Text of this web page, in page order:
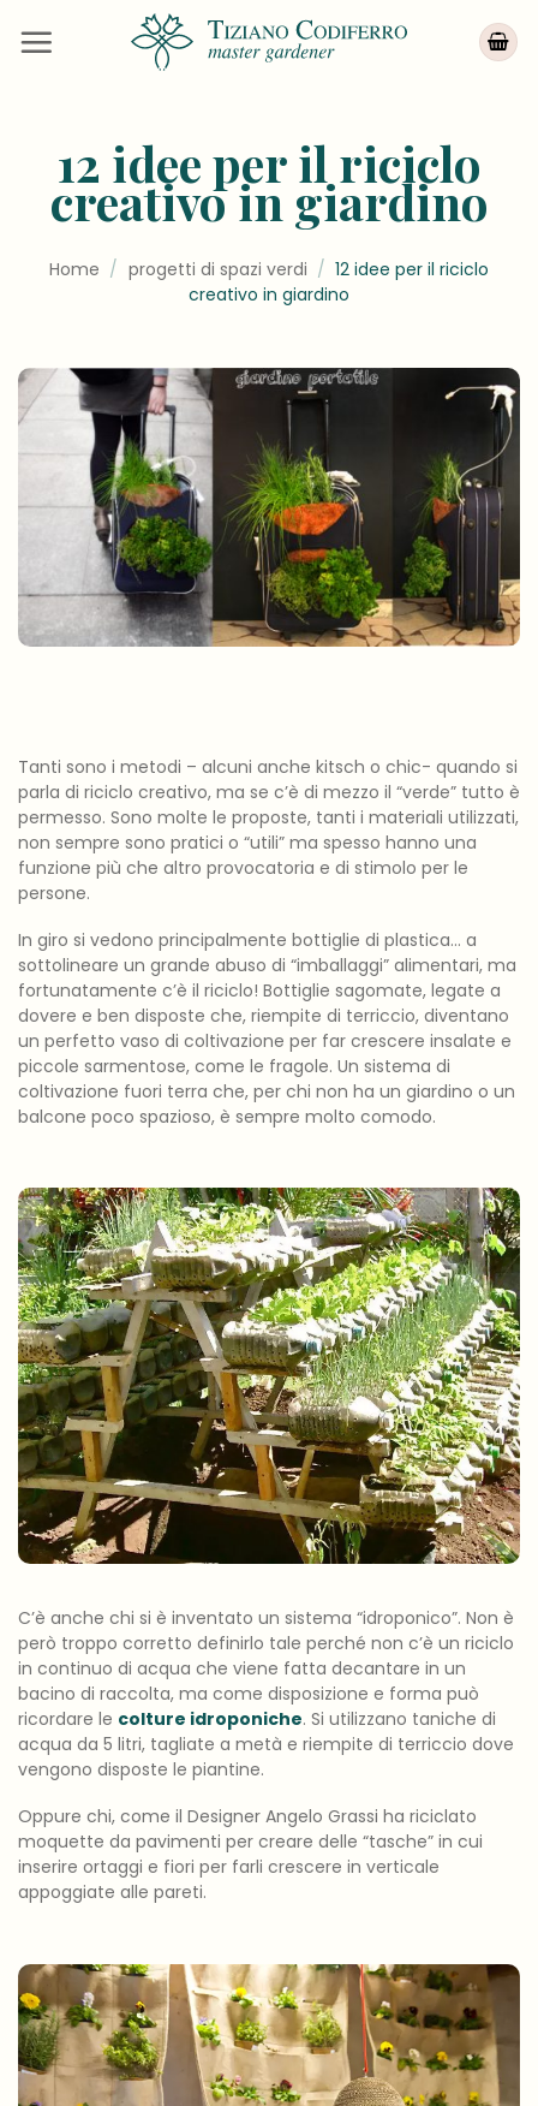
12 idee per il riciclo
creativo in giardino
Home / progetti di spazi verdi / 12 idee per il riciclo
creativo in giardino
Tanti sono i metodi – alcuni anche kitsch o chic- quando si
parla di riciclo creativo, ma se c’è di mezzo il “verde” tutto è
permesso. Sono molte le proposte, tanti i materiali utilizzati,
non sempre sono pratici o “utili” ma spesso hanno una
funzione più che altro provocatoria e di stimolo per le
persone.
In giro si vedono principalmente bottiglie di plastica… a
sottolineare un grande abuso di “imballaggi” alimentari, ma
fortunatamente c’è il riciclo! Bottiglie sagomate, legate a
dovere e ben disposte che, riempite di terriccio, diventano
un perfetto vaso di coltivazione per far crescere insalate e
piccole sarmentose, come le fragole. Un sistema di
coltivazione fuori terra che, per chi non ha un giardino o un
balcone poco spazioso, è sempre molto comodo.
C’è anche chi si è inventato un sistema “idroponico”. Non è
però troppo corretto definirlo tale perché non c’è un riciclo
in continuo di acqua che viene fatta decantare in un
bacino di raccolta, ma come disposizione e forma può
ricordare le colture idroponiche. Si utilizzano taniche di
acqua da 5 litri, tagliate a metà e riempite di terriccio dove
vengono disposte le piantine.
Oppure chi, come il Designer Angelo Grassi ha riciclato
moquette da pavimenti per creare delle “tasche” in cui
inserire ortaggi e fiori per farli crescere in verticale
appoggiate alle pareti.